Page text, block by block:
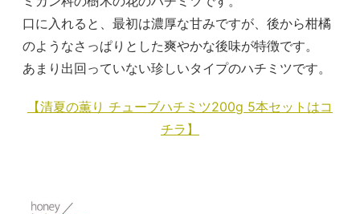
口に入れると、最初は濃厚な甘みですが、後から柑橘
のようなさっぱりとした爽やかな後味が特徴です。
あまり出回っていない珍しいタイプのハチミツです。
【清夏の薫り チューブハチミツ200g 5本セットはコ
チラ】